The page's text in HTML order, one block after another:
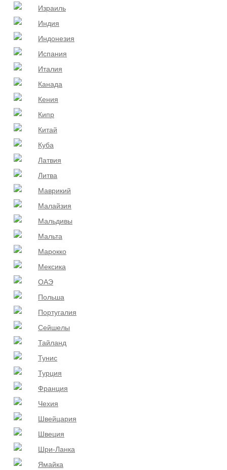
Израиль
Индия
Индонезия
Испания
Италия
Канада
Кения
Кипр
Китай
Куба
Латвия
Литва
Маврикий
Малайзия
Мальдивы
Мальта
Марокко
Мексика
ОАЭ
Польша
Португалия
Сейшелы
Тайланд
Тунис
Турция
Франция
Чехия
Швейцария
Швеция
Шри-Ланка
Ямайка